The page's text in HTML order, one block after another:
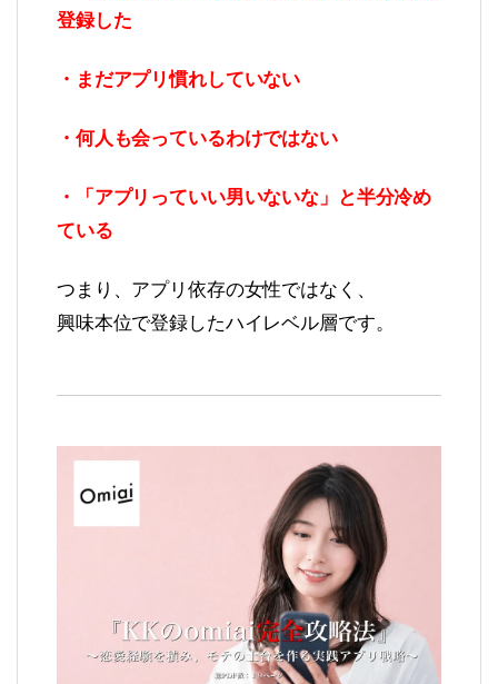
登録した
・まだアプリ慣れしていない
・何人も会っているわけではない
・「アプリっていい男いないな」と半分冷め
ている
つまり、アプリ依存の女性ではなく、
興味本位で登録したハイレベル層です。